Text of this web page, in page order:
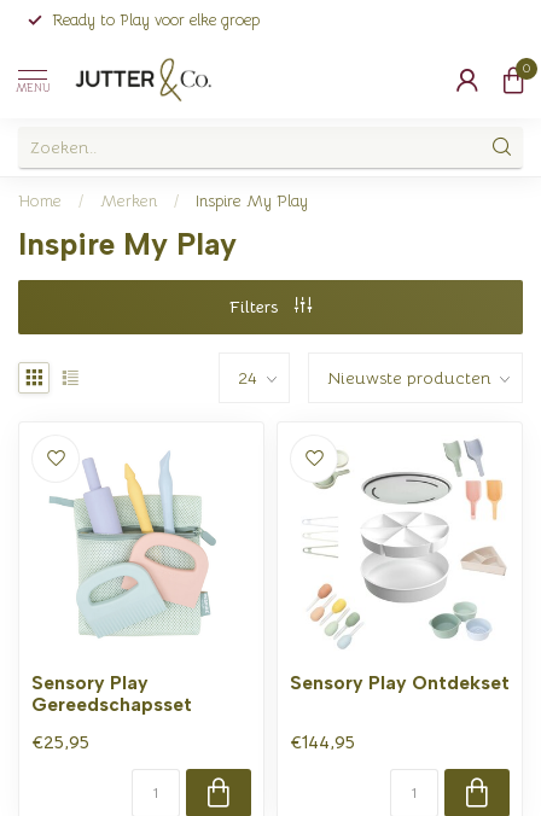
Ready to Play voor elke groep
MENU
0
Home / Merken / Inspire My Play
Inspire My Play
Filters
Sensory Play
Gereedschapsset
€25,95
Sensory Play Ontdekset
€144,95